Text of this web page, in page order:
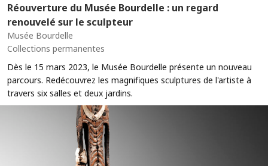
Réouverture du Musée Bourdelle : un regard
renouvelé sur le sculpteur
Musée Bourdelle
Collections permanentes
Dès le 15 mars 2023, le Musée Bourdelle présente un nouveau
parcours. Redécouvrez les magnifiques sculptures de l'artiste à
travers six salles et deux jardins.